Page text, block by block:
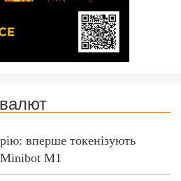
вперше токенізують
M1